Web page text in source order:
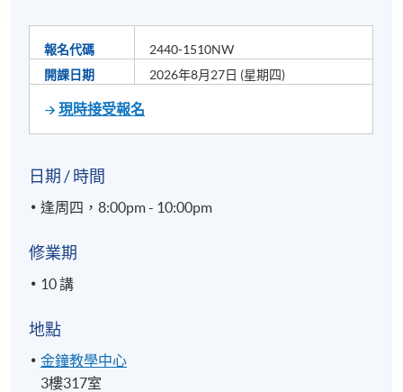
報名代碼
2440-1510NW
開課日期
2026年8月27日 (星期四)
現時接受報名
日期 / 時間
逢周四，8:00pm - 10:00pm
修業期
10 講
地點
金鐘教學中心
3樓317室